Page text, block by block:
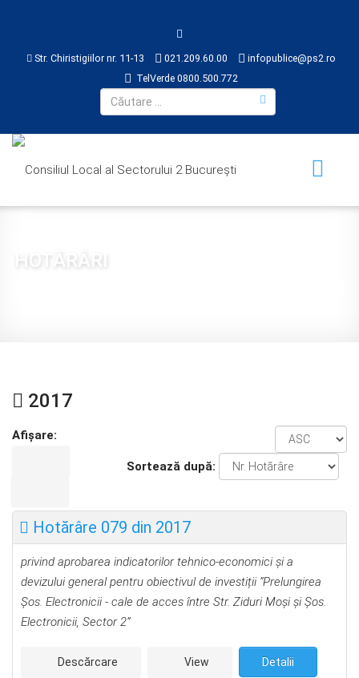
Str. Chiristigiilor nr. 11-13 021.209.60.00
infopublice@ps2.ro
TelVerde 0800.500.772
HOTĂRÂRI
2017
Afișare:
Sortează după:
Hotărâre 079 din 2017
privind aprobarea indicatorilor tehnico-economici şi a
devizului general pentru obiectivul de investiții ”Prelungirea
Şos. Electronicii - cale de acces între Str. Ziduri Moşi şi Şos.
Electronicii, Sector 2”
Descărcare View Detalii